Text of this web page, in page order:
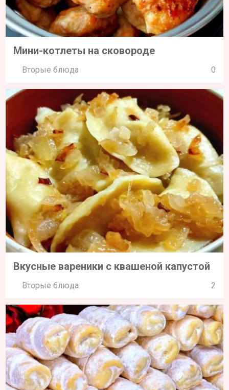
Мини-котлеты на сковороде
Вторые блюда 0
Вкусные вареники с квашеной капустой
Вторые блюда 2